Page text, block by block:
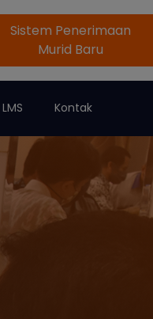
Sistem Penerimaan
Murid Baru
LMS Kontak